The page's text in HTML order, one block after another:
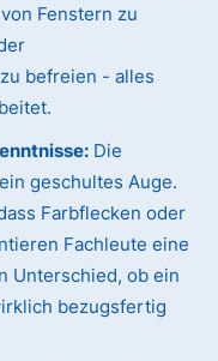
Fenstern zu
befreien - alles
Die
geschultes Auge.
Farbflecken oder
Fachleute eine
Unterschied, ob ein
bezugsfertig